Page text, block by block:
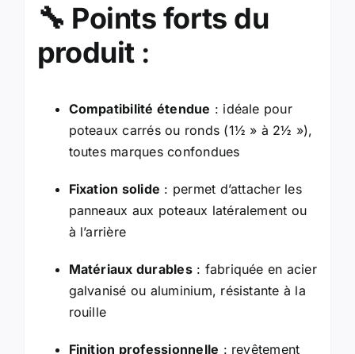
🔧 Points forts du
produit:
Compatibilité étendue : idéale pour
poteaux carrés ou ronds (1½ » à 2½ »),
toutes marques confondues
Fixation solide : permet d’attacher les
panneaux aux poteaux latéralement ou
à l’arrière
Matériaux durables: fabriquée en acier
galvanisé ou aluminium, résistante à la
rouille
Finition professionnelle : revêtement